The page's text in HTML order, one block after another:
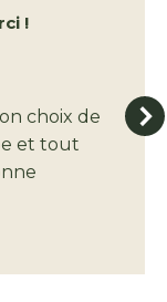
!
choix de
et tout